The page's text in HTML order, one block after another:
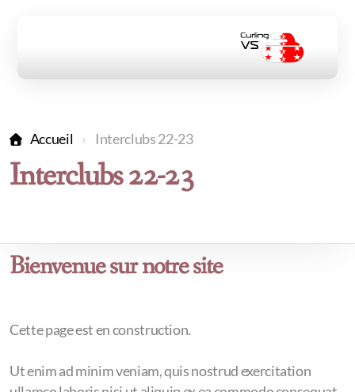
Accueil Interclubs 22-23
Interclubs 22-23
Bienvenue sur notre site
Cette page est en construction.
Ut enim ad minim veniam, quis nostrud exercitation
Interclubs
interclubs 24-25
Interclubs 22-23
Palmarès des interclubs